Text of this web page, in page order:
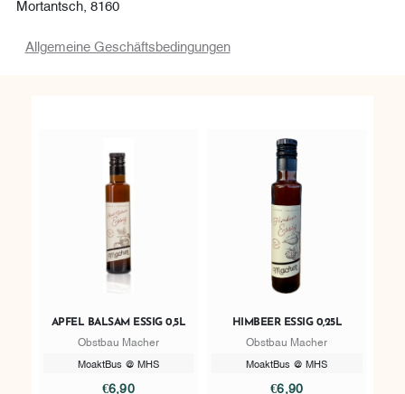
Mortantsch, 8160
Allgemeine Geschäftsbedingungen
APFEL BALSAM ESSIG 0,5L
Obstbau Macher
MoaktBus @ MHS
€6,90
HIMBEER ESSIG 0,25L
Obstbau Macher
MoaktBus @ MHS
€6,90